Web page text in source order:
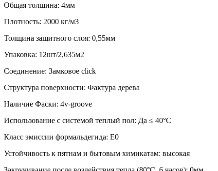
Общая толщина: 4мм
Плотность: 2000 кг/м3
Толщина защитного слоя: 0,55мм
Упаковка: 12шт/2,635м2
Соединение: Замковое click
Структура поверхности: Фактура дерева
Наличие Фаски: 4v-groove
Использование с системой теплый пол: Да ≤ 40°С
Класс эмиссии формальдегида: Е0
Устойчивость к пятнам и бытовым химикатам: высокая